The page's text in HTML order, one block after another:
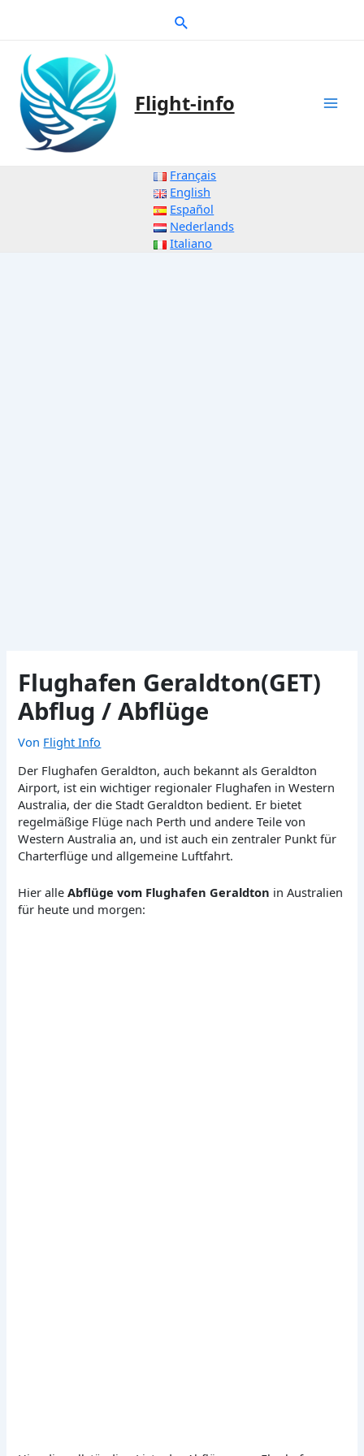
Suche
Flight-info
Français
English
Español
Nederlands
Italiano
Flughafen Geraldton(GET)
Abflug / Abflüge
Von Flight Info
Der Flughafen Geraldton, auch bekannt als Geraldton
Airport, ist ein wichtiger regionaler Flughafen in Western
Australia, der die Stadt Geraldton bedient. Er bietet
regelmäßige Flüge nach Perth und andere Teile von
Western Australia an, und ist auch ein zentraler Punkt für
Charterflüge und allgemeine Luftfahrt.
Hier alleAbflüge vom Flughafen Geraldton in Australien
für heute und morgen: